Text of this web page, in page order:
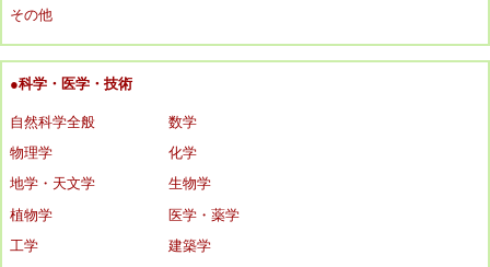
その他
●科学・医学・技術
自然科学全般
数学
物理学
化学
地学・天文学
生物学
植物学
医学・薬学
工学
建築学